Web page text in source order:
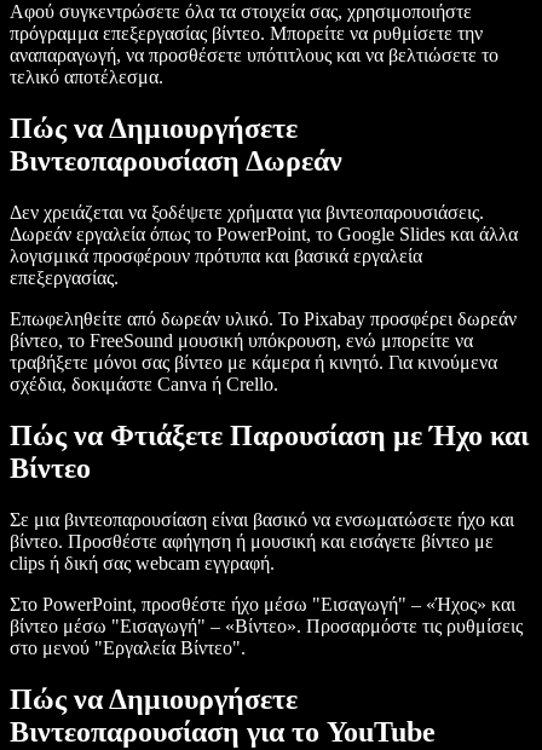
Αφού συγκεντρώσετε όλα τα στοιχεία σας, χρησιμοποιήστε
πρόγραμμα επεξεργασίας βίντεο. Μπορείτε να ρυθμίσετε την
αναπαραγωγή, να προσθέσετε υπότιτλους και να βελτιώσετε το
τελικό αποτέλεσμα.
Πώς να Δημιουργήσετε
Βιντεοπαρουσίαση Δωρεάν
Δεν χρειάζεται να ξοδέψετε χρήματα για βιντεοπαρουσιάσεις.
Δωρεάν εργαλεία όπως το PowerPoint, το Google Slides και άλλα
λογισμικά προσφέρουν πρότυπα και βασικά εργαλεία
επεξεργασίας.
Επωφεληθείτε από δωρεάν υλικό. Το Pixabay προσφέρει δωρεάν
βίντεο, το FreeSound μουσική υπόκρουση, ενώ μπορείτε να
τραβήξετε μόνοι σας βίντεο με κάμερα ή κινητό. Για κινούμενα
σχέδια, δοκιμάστε Canva ή Crello.
Πώς να Φτιάξετε Παρουσίαση με Ήχο και
Βίντεο
Σε μια βιντεοπαρουσίαση είναι βασικό να ενσωματώσετε ήχο και
βίντεο. Προσθέστε αφήγηση ή μουσική και εισάγετε βίντεο με
clips ή δική σας webcam εγγραφή.
Στο PowerPoint, προσθέστε ήχο μέσω "Εισαγωγή" – «Ήχος» και
βίντεο μέσω "Εισαγωγή" – «Βίντεο». Προσαρμόστε τις ρυθμίσεις
στο μενού "Εργαλεία Βίντεο".
Πώς να Δημιουργήσετε
Βιντεοπαρουσίαση για το YouTube